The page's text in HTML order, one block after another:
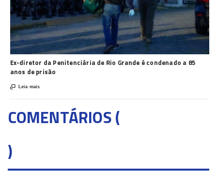
Ex-diretor da Penitenciária de Rio Grande é condenado a 85
anos de prisão
 Leia mais
COMENTÁRIOS (
)